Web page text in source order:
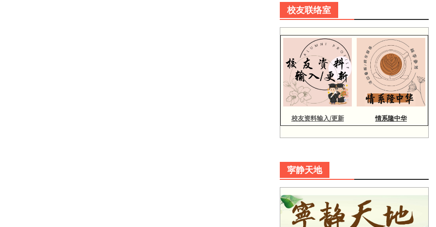
校友联络室
校友资料输入/更新 情系隆中华
寜静天地